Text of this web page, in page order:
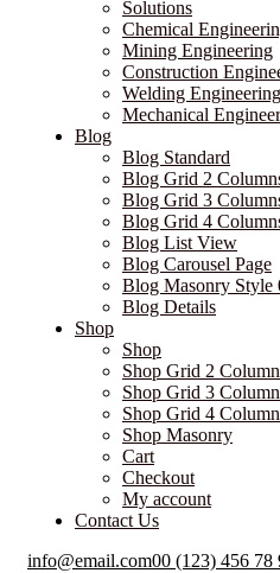
Solutions
Chemical
Mining Engineering
Construction
Welding Engineering
Mechanical
Blog
Blog Standard
Blog Grid 2
Blog Grid 3
Blog Grid 4
Blog List View
Blog Carousel Page
Blog Masonry Style
Blog Details
Shop
Shop
Shop Grid 2
Shop Grid 3
Shop Grid 4
Shop Masonry
Cart
Checkout
My account
Contact Us
info@email.com00 (123) 456 78